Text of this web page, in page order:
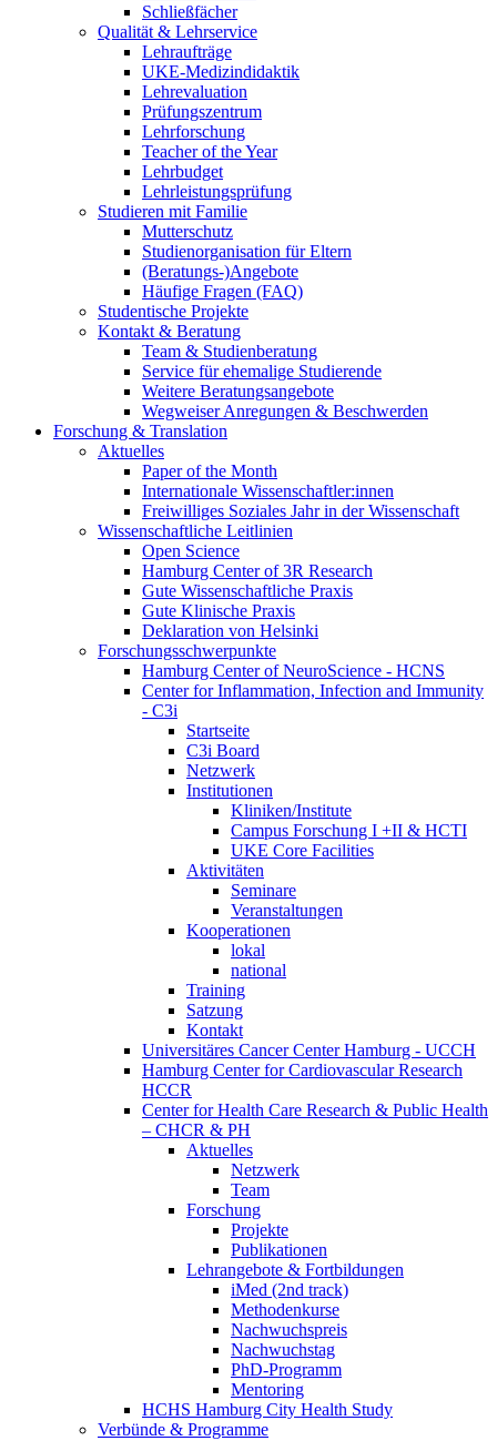
Schließfächer
Qualität & Lehrservice
Lehraufträge
UKE-Medizindidaktik
Lehrevaluation
Prüfungszentrum
Lehrforschung
Teacher of the Year
Lehrbudget
Lehrleistungsprüfung
Studieren mit Familie
Mutterschutz
Studienorganisation für Eltern
(Beratungs-)Angebote
Häufige Fragen (FAQ)
Studentische Projekte
Kontakt & Beratung
Team & Studienberatung
Service für ehemalige Studierende
Weitere Beratungsangebote
Wegweiser Anregungen & Beschwerden
Forschung & Translation
Aktuelles
Paper of the Month
Internationale Wissenschaftler:innen
Freiwilliges Soziales Jahr in der Wissenschaft
Wissenschaftliche Leitlinien
Open Science
Hamburg Center of 3R Research
Gute Wissenschaftliche Praxis
Gute Klinische Praxis
Deklaration von Helsinki
Forschungsschwerpunkte
Hamburg Center of NeuroScience - HCNS
Center for Inflammation, Infection and Immunity
- C3i
Startseite
C3i Board
Netzwerk
Institutionen
Kliniken/Institute
Campus Forschung I +II & HCTI
UKE Core Facilities
Aktivitäten
Seminare
Veranstaltungen
Kooperationen
lokal
national
Training
Satzung
Kontakt
Universitäres Cancer Center Hamburg - UCCH
Hamburg Center for Cardiovascular Research
HCCR
Center for Health Care Research & Public Health
– CHCR & PH
Aktuelles
Netzwerk
Team
Forschung
Projekte
Publikationen
Lehrangebote & Fortbildungen
iMed (2nd track)
Methodenkurse
Nachwuchspreis
Nachwuchstag
PhD-Programm
Mentoring
HCHS Hamburg City Health Study
Verbünde & Programme